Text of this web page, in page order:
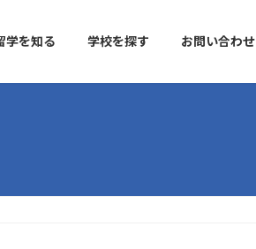
学を知る 学校を探す お問い合わせ